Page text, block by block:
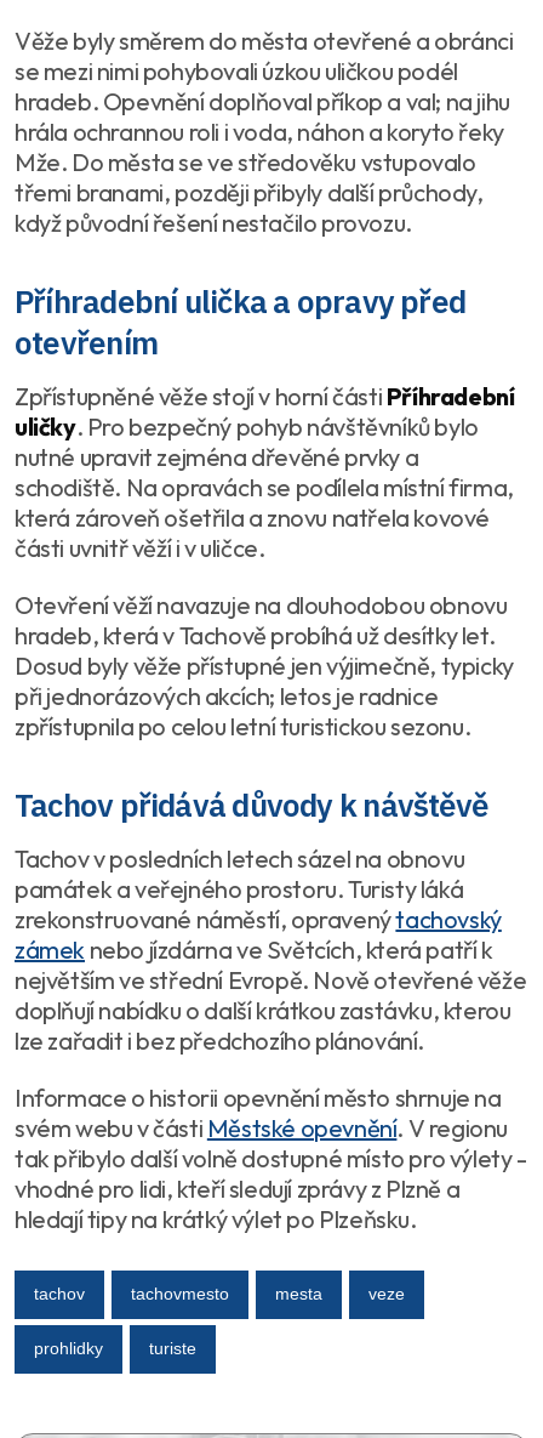
Věže byly směrem do města otevřené a obránci
se mezi nimi pohybovali úzkou uličkou podél
hradeb. Opevnění doplňoval příkop a val; na jihu
hrála ochrannou roli i voda, náhon a koryto řeky
Mže. Do města se ve středověku vstupovalo
třemi branami, později přibyly další průchody,
když původní řešení nestačilo provozu.
Příhradební ulička a opravy před
otevřením
Zpřístupněné věže stojí v horní části Příhradební
uličky. Pro bezpečný pohyb návštěvníků bylo
nutné upravit zejména dřevěné prvky a
schodiště. Na opravách se podílela místní firma,
která zároveň ošetřila a znovu natřela kovové
části uvnitř věží i v uličce.
Otevření věží navazuje na dlouhodobou obnovu
hradeb, která v Tachově probíhá už desítky let.
Dosud byly věže přístupné jen výjimečně, typicky
při jednorázových akcích; letos je radnice
zpřístupnila po celou letní turistickou sezonu.
Tachov přidává důvody k návštěvě
Tachov v posledních letech sázel na obnovu
památek a veřejného prostoru. Turisty láká
zrekonstruované náměstí, opravenýtachovský
zámek nebo jízdárna ve Světcích, která patří k
největším ve střední Evropě. Nově otevřené věže
doplňují nabídku o další krátkou zastávku, kterou
lze zařadit i bez předchozího plánování.
Informace o historii opevnění město shrnuje na
svém webu v části Městské opevnění. V regionu
tak přibylo další volně dostupné místo pro výlety -
vhodné pro lidi, kteří sledují zprávy z Plzně a
hledají tipy na krátký výlet po Plzeňsku.
tachov tachovmesto mesta veze
prohlidky turiste